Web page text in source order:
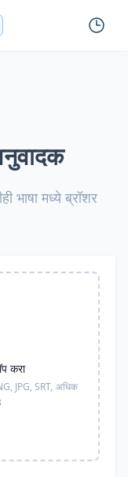
मध्ये ब्रॉशर
करा
JPG, SRT, अधिक